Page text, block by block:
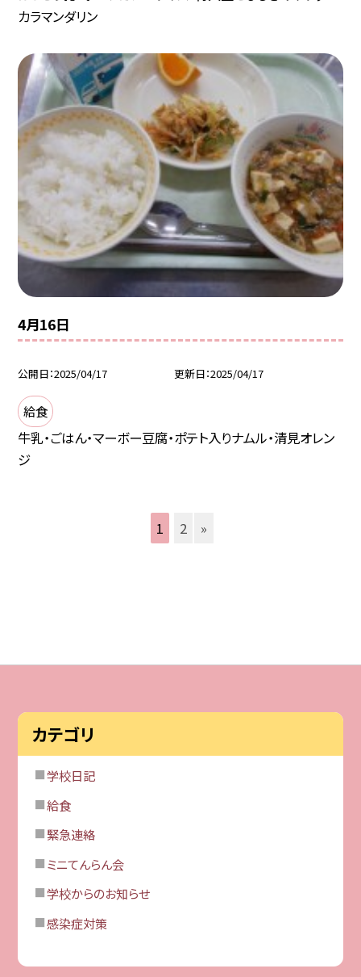
カラマンダリン
4月16日
公開日 2025/04/17 更新日 2025/04/17
給食
牛乳・ごはん・マーボー豆腐・ポテト入りナムル・清見オレン
ジ
1 2 »
カテゴリ
学校日記
給食
緊急連絡
ミニてんらん会
学校からのお知らせ
感染症対策